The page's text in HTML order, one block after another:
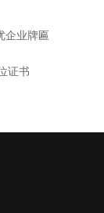
企业牌匾
证书